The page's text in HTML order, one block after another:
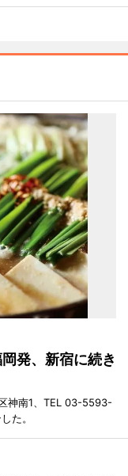
発、新宿に続き
神南1、TEL 03-5593-
た。